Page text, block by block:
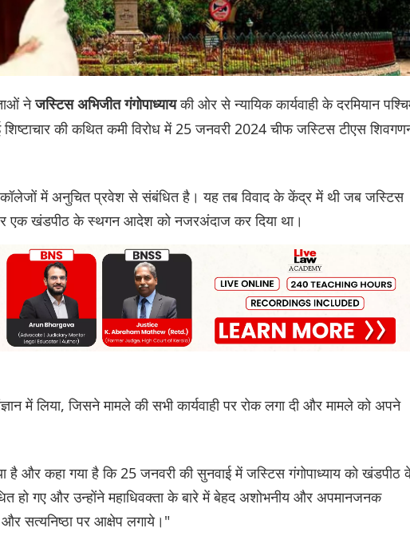
नेजस्टिस अभिजीत गंगोपाध्यायकी ओर से न्यायिक कार्यवाही के दरमियान
शिष्टाचार की कथित कमी विरोध में 25 जनवरी 2024 चीफ जस्टिस टीएस
कॉलेजों में अनुचित प्रवेश से संबंधित है। यह तब विवाद के केंद्र में थी जब जस्टिस
एक खंडपीठ के स्थगन आदेश को नजरअंदाज कर दिया था।
में लिया, जिसने मामले की सभी कार्यवाही पर रोक लगा दी और मामले को अपने
है और कहा गया है कि 25 जनवरी की सुनवाई में जस्टिस गंगोपाध्याय को खंडपीठ
हो गए और उन्होंने महाधिवक्ता के बारे में बेहद अशोभनीय और अपमानजनक
सत्यनिष्ठा पर आक्षेप लगाये।"